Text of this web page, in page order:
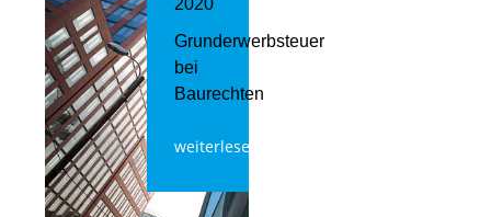
Grunderwerbsteuer
bei
Baurechten
weiterlesen